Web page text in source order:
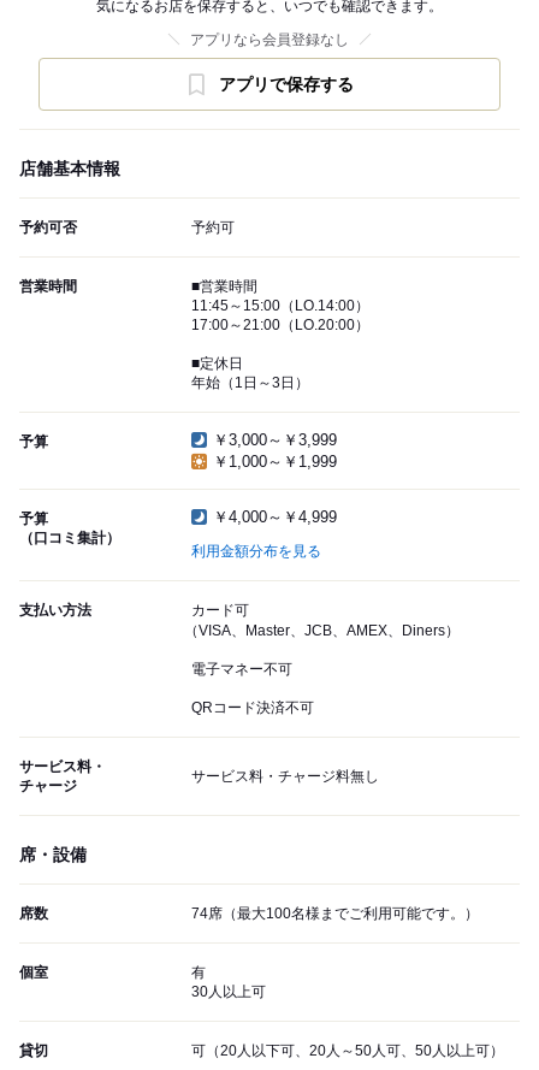
気になるお店を保存すると、いつでも確認できます。
アプリなら会員登録なし
アプリで保存する
店舗基本情報
予約可否 予約可
営業時間
■営業時間
11:45～15:00（LO.14:00）
17:00～21:00（LO.20:00）
■定休日
年始（1日～3日）
予算
￥3,000～￥3,999
￥1,000～￥1,999
予算
（口コミ集計）
￥4,000～￥4,999
利用金額分布を見る
支払い方法
カード可
（VISA、Master、JCB、AMEX、Diners）
電子マネー不可
QRコード決済不可
サービス料・
チャージ
サービス料・チャージ料無し
席・設備
席数 74席（最大100名様までご利用可能です。）
個室
有
30人以上可
貸切 可（20人以下可、20人～50人可、50人以上可）